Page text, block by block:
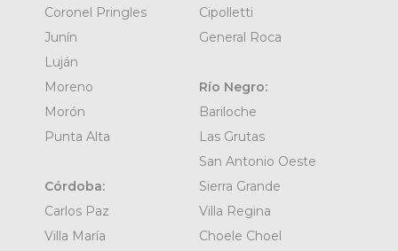
Coronel Pringles
Junín
Luján
Moreno
Morón
Punta Alta
Córdoba:
Carlos Paz
Villa María
Cipolletti
General Roca
Río Negro:
Bariloche
Las Grutas
San Antonio Oeste
Sierra Grande
Villa Regina
Choele Choel